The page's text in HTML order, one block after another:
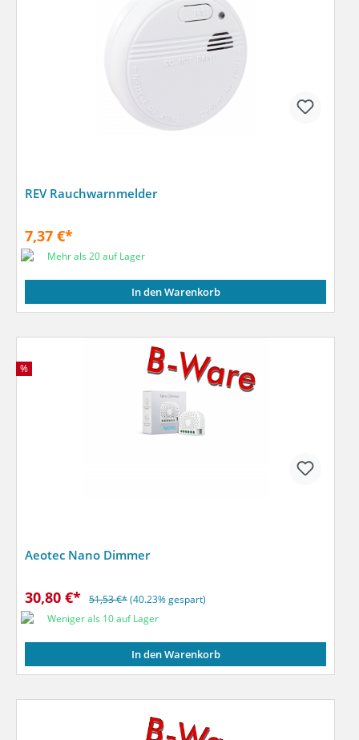
REV Rauchwarnmelder
7,37 €*
Mehr als 20 auf Lager
In den Warenkorb
%
Aeotec Nano Dimmer
30,80 €* 51,53 €*(40.23% gespart)
Weniger als 10 auf Lager
In den Warenkorb